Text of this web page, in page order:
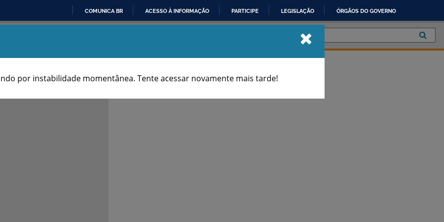
IR
CONTEÚDO
COMUNICA BR ACESSO À INFORMAÇÃO PARTICIPE LEGISLAÇÃO ÓRGÃOS DO GOVERNO
por instabilidade momentânea. Tente acessar novamente mais tarde!